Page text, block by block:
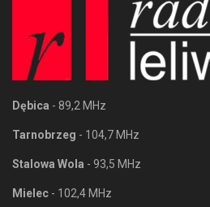
Dębica - 89,2 MHz
Tarnobrzeg - 104,7 MHz
Stalowa Wola - 93,5 MHz
Mielec - 102,4 MHz